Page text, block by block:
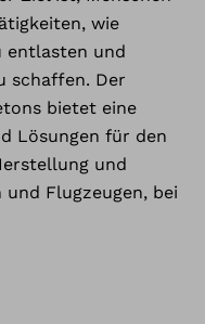
wie
entlasten und
schaffen. Der
bietet eine
Lösungen für den
und
Flugzeugen, bei